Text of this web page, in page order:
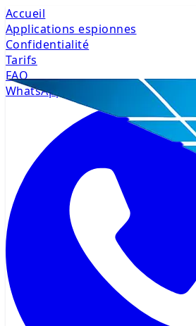
Accueil
Applications espionnes
Confidentialité
Tarifs
FAQ
WhatsApp